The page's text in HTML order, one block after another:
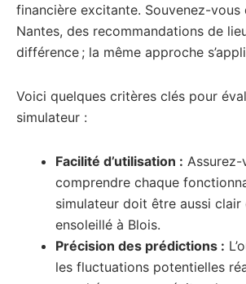
financière excitante. Souvenez-vous
Nantes, des recommandations de
différence ; la même approche
Voici quelques critères clés pour
simulateur :
Facilité d’utilisation : Assurez-
comprendre chaque
simulateur doit être aussi clair
ensoleillé à Blois.
Précision des prédictions :
les fluctuations potentielles